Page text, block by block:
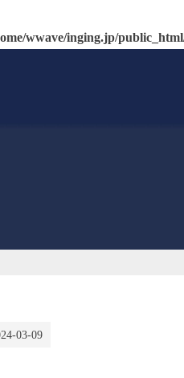
wwave/inging.jp/
03-09